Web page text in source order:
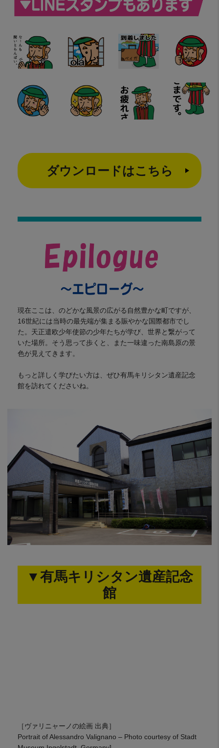
ダウンロードはこちら
現在ここは、のどかな風景の広がる自然豊かな町ですが、
16世紀には当時の最先端が集まる賑やかな国際都市でし
た。天正遣欧少年使節の少年たちが学び、世界と繋がって
いた場所。そう思って歩くと、また一味違った南島原の景
色が見えてきます。
もっと詳しく学びたい方は、ぜひ有馬キリシタン遺産記念
館を訪れてくださいね。
▼有馬キリシタン遺産記念
館
［ヴァリニャーノの絵画 出典］
Portrait of Alessandro Valignano – Photo courtesy of Stadt